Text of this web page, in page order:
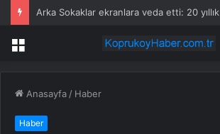
Menü
Anasayfa / Haber
Haber